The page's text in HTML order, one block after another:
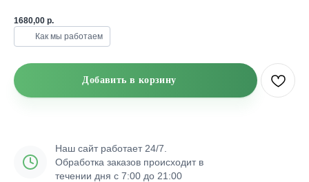
1680,00 р.
Как мы работаем
Добавить в корзину
Наш сайт работает 24/7.
Обработка заказов происходит в
течении дня с 7:00 до 21:00